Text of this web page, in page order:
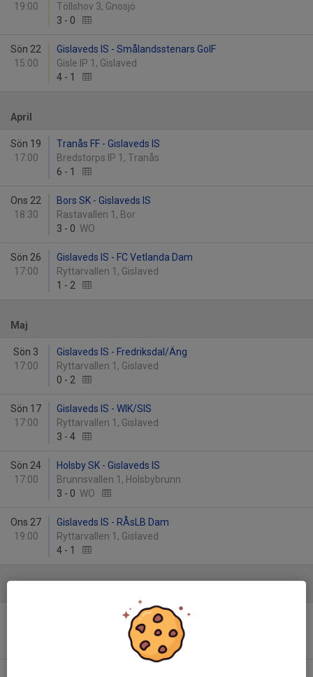
19:00
Töllshov 3, Gnosjö
3 - 0
Sön 22
15:00
Gislaveds IS - Smålandsstenars GoIF
Gisle IP 1, Gislaved
4 - 1
April
Sön 19
17:00
Tranås FF - Gislaveds IS
Bredstorps IP 1, Tranås
6 - 1
Ons 22
18:30
Bors SK - Gislaveds IS
Rastavallen 1, Bor
3 - 0 WO
Sön 26
17:00
Gislaveds IS - FC Vetlanda Dam
Ryttarvallen 1, Gislaved
1 - 2
Maj
Sön 3
17:00
Gislaveds IS - Fredriksdal/Äng
Ryttarvallen 1, Gislaved
0 - 2
Sön 17
17:00
Gislaveds IS - WIK/SIS
Ryttarvallen 1, Gislaved
3 - 4
Sön 24
17:00
Holsby SK - Gislaveds IS
Brunnsvallen 1, Holsbybrunn
3 - 0 WO
Ons 27
19:00
Gislaveds IS - RÅsLB Dam
Ryttarvallen 1, Gislaved
4 - 1
Mullsjö IF - Gislaveds IS
Gruveredsvallen 1, Mullsjö